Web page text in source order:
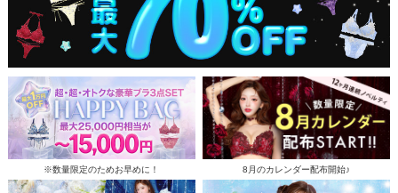
※数量限定のためお早めに！ 8月のカレンダー配布開始♪